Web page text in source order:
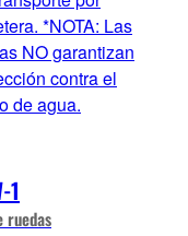
*NOTA: Las
NO garantizan
contra el
de agua.
1
ruedas